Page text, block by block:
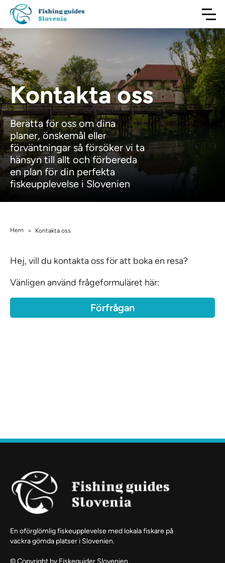
Kontakta oss
Berätta för oss om dina
planer, önskemål eller
förväntningar så försöker vi ta
hänsyn till allt och förbereda
en plan för din perfekta
fiskeupplevelse i Slovenien
Hem > Kontakta oss
Hej, vill du kontakta oss för att boka en resa?
Vänligen använd frågeformuläret här:
Förfrågan
En oförglömlig fiskeupplevelse med lokala fiskare på
vackra gömda platser i Slovenien.